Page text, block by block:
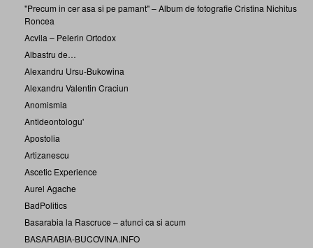
"Precum in cer asa si pe pamant" – Album de fotografie Cristina Nichitus
Roncea
Acvila – Pelerin Ortodox
Albastru de…
Alexandru Ursu-Bukowina
Alexandru Valentin Craciun
Anomismia
Antideontologu'
Apostolia
Artizanescu
Ascetic Experience
Aurel Agache
BadPolitics
Basarabia la Rascruce – atunci ca si acum
BASARABIA-BUCOVINA.INFO